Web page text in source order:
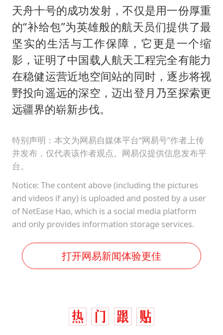
天舟十号的成功发射，不仅是用一份厚重
的“补给包”为英雄般的航天员们提供了最
坚实的生活与工作保障，它更是一个缩
影，证明了中国载人航天工程完全有能力
在稳健运营近地空间站的同时，逐步将视
野投向遥远的深空，迈出登月乃至探索更
远疆界的崭新步伐。
特别声明：本文为网易自媒体平台“网易号”作者上传
并发布，仅代表该作者观点。网易仅提供信息发布平
台。
Notice: The content above (including the pictures
and videos if any) is uploaded and posted by a user
of NetEase Hao, which is a social media platform
and only provides information storage services.
打开网易新闻体验更佳